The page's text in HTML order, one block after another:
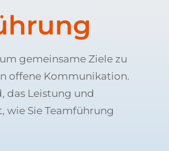
gemeinsame Ziele zu
offene Kommunikation.
das Leistung und
wie Sie Teamführung